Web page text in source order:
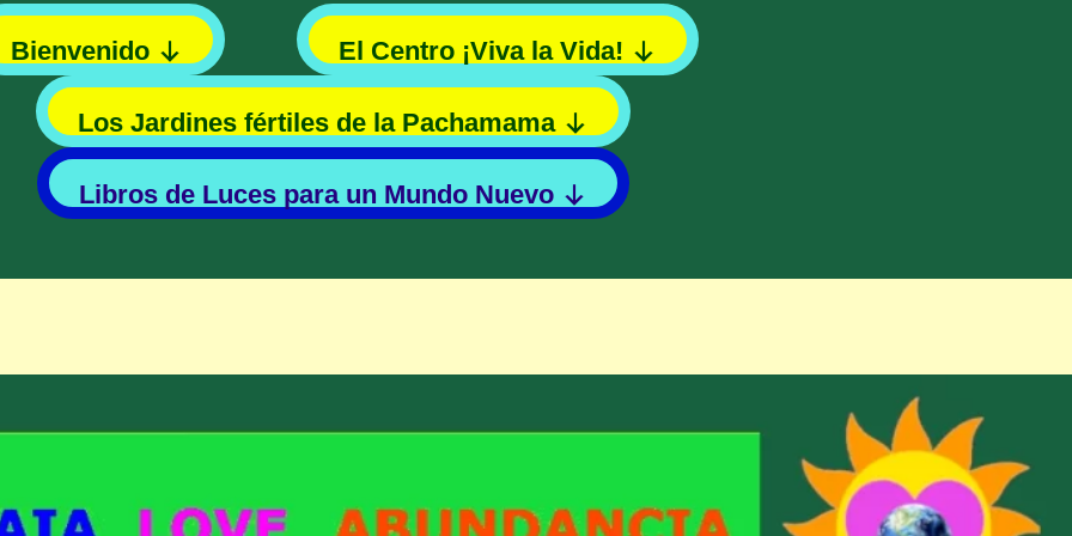
Bienvenido El Centro ¡Viva la Vida!
Los Jardines fértiles de la Pachamama
Libros de Luces para un Mundo Nuevo